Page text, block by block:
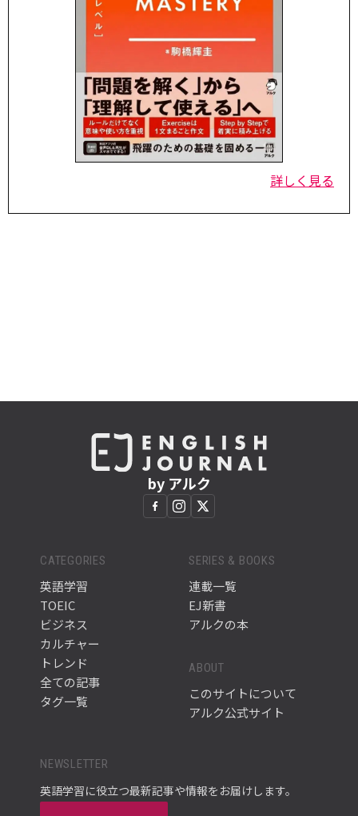
詳しく見る
by アルク
CATEGORIES
英語学習
TOEIC
ビジネス
カルチャー
トレンド
全ての記事
タグ一覧
SERIES & BOOKS
連載一覧
EJ新書
アルクの本
ABOUT
このサイトについて
アルク公式サイト
NEWSLETTER
英語学習に役立つ最新記事や情報をお届けします。